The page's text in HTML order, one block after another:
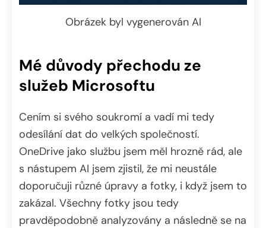
Obrázek byl vygenerován AI
Mé důvody přechodu ze
služeb Microsoftu
Cením si svého soukromí a vadí mi tedy
odesílání dat do velkých společností.
OneDrive jako službu jsem měl hrozně rád, ale
s nástupem AI jsem zjistil, že mi neustále
doporučuji různé úpravy a fotky, i když jsem to
zakázal. Všechny fotky jsou tedy
pravděpodobně analyzovány a následně se na